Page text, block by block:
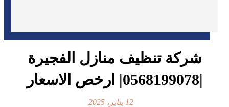
شركة تنظيف منازل الفجيرة
|0568199078| ارخص الاسعار
12 يناير، 2025